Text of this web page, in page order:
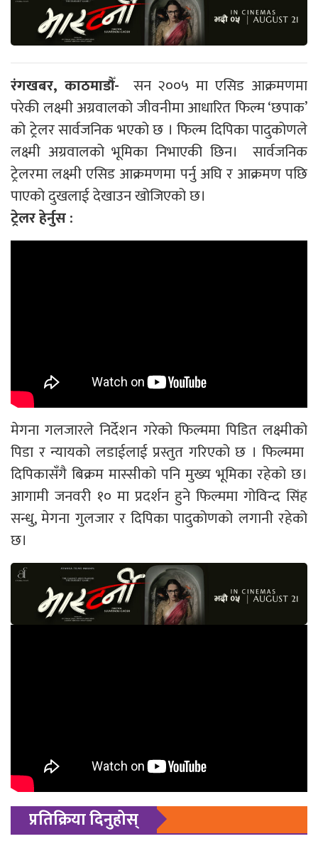
रंगखबर, काठमाडौँ- सन २००५ मा एसिड आक्रमणमा
परेकी लक्ष्मी अग्रवालको जीवनीमा आधारित फिल्म ‘छपाक’
को ट्रेलर सार्वजनिक भएको छ । फिल्म दिपिका पादुकोणले
लक्ष्मी अग्रवालको भूमिका निभाएकी छिन। सार्वजनिक
ट्रेलरमा लक्ष्मी एसिड आक्रमणमा पर्नु अघि र आक्रमण पछि
पाएको दुखलाई देखाउन खोजिएको छ।
ट्रेलर हेर्नुस :
मेगना गलजारले निर्देशन गरेको फिल्ममा पिडित लक्ष्मीको
पिडा र न्यायको लडाईलाई प्रस्तुत गरिएको छ । फिल्ममा
दिपिकासँगै बिक्रम मास्सीको पनि मुख्य भूमिका रहेको छ।
आगामी जनवरी १० मा प्रदर्शन हुने फिल्ममा गोविन्द सिंह
सन्धु, मेगना गुलजार र दिपिका पादुकोणको लगानी रहेको
छ।
प्रतिक्रिया दिनुहोस्